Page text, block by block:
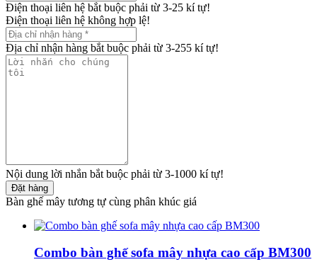
Điện thoại liên hệ bắt buộc phải từ 3-25 kí tự!
Điện thoại liên hệ không hợp lệ!
Địa chỉ nhận hàng bắt buộc phải từ 3-255 kí tự!
Nội dung lời nhắn bắt buộc phải từ 3-1000 kí tự!
Đặt hàng
Bàn ghế mây tương tự cùng phân khúc giá
Combo bàn ghế sofa mây nhựa cao cấp BM300